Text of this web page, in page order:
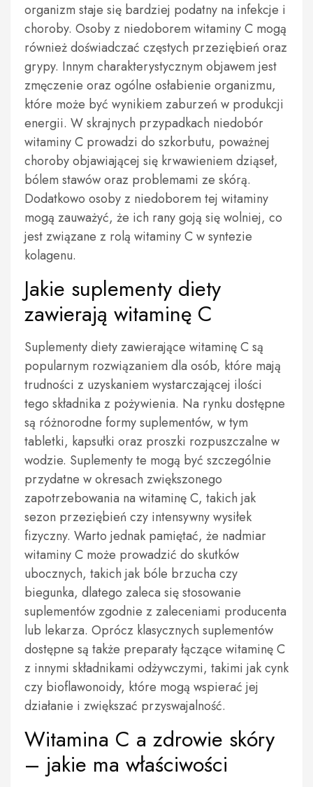
organizm staje się bardziej podatny na infekcje i
choroby. Osoby z niedoborem witaminy C mogą
również doświadczać częstych przeziębień oraz
grypy. Innym charakterystycznym objawem jest
zmęczenie oraz ogólne osłabienie organizmu,
które może być wynikiem zaburzeń w produkcji
energii. W skrajnych przypadkach niedobór
witaminy C prowadzi do szkorbutu, poważnej
choroby objawiającej się krwawieniem dziąseł,
bólem stawów oraz problemami ze skórą.
Dodatkowo osoby z niedoborem tej witaminy
mogą zauważyć, że ich rany goją się wolniej, co
jest związane z rolą witaminy C w syntezie
kolagenu.
Jakie suplementy diety
zawierają witaminę C
Suplementy diety zawierające witaminę C są
popularnym rozwiązaniem dla osób, które mają
trudności z uzyskaniem wystarczającej ilości
tego składnika z pożywienia. Na rynku dostępne
są różnorodne formy suplementów, w tym
tabletki, kapsułki oraz proszki rozpuszczalne w
wodzie. Suplementy te mogą być szczególnie
przydatne w okresach zwiększonego
zapotrzebowania na witaminę C, takich jak
sezon przeziębień czy intensywny wysiłek
fizyczny. Warto jednak pamiętać, że nadmiar
witaminy C może prowadzić do skutków
ubocznych, takich jak bóle brzucha czy
biegunka, dlatego zaleca się stosowanie
suplementów zgodnie z zaleceniami producenta
lub lekarza. Oprócz klasycznych suplementów
dostępne są także preparaty łączące witaminę C
z innymi składnikami odżywczymi, takimi jak cynk
czy bioflawonoidy, które mogą wspierać jej
działanie i zwiększać przyswajalność.
Witamina C a zdrowie skóry
– jakie ma właściwości